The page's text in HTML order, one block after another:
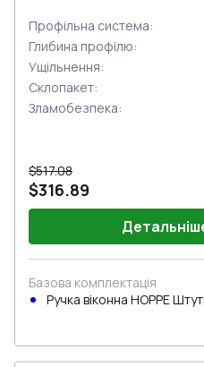
Профільна система:
Глибина профілю:
Ущільнення:
Склопакет:
Зламобезпека:
$517.08
$316.89
Базова комплектація
Ручка віконна HOPPE